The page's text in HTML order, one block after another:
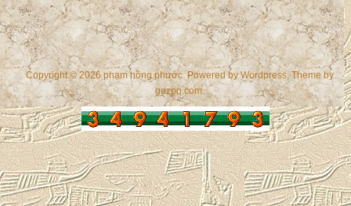
Copyright © 2026 phạm hồng phước. Powered byWordpress, Theme by
gazpo.com.